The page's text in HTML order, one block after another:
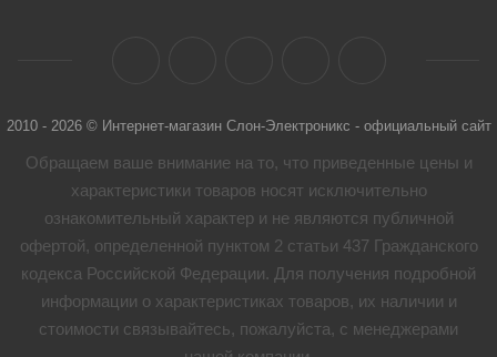
2010 - 2026 © Интернет-магазин Слон-Электроникс - официальный сайт
Обращаем ваше внимание на то, что приведенные цены и
характеристики товaров носят исключительно
ознакомительный характер и не являются публичной
офертой, определенной пунктом 2 статьи 437 Гражданского
кодекса Российской Федерации. Для получения подробной
информации о характеристиках товaров, их наличии и
стоимости связывайтесь, пожалуйста, с менеджерами